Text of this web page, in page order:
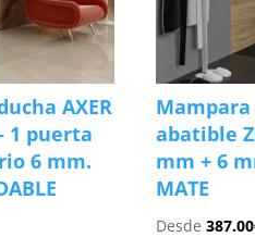
AXER
1 puerta
6 mm.
abatible
mm + 6
MATE
Desde387.00